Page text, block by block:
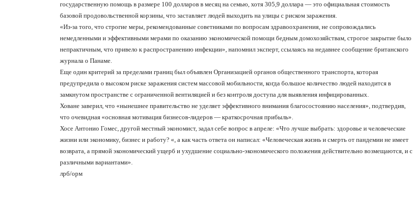
государственную помощь в размере 100 долларов в месяц на семью, хотя 305,9 доллара — это официальная стоимость
базовой продовольственной корзины, что заставляет людей выходить на улицы с риском заражения.
«Из-за того, что строгие меры, рекомендованные советниками по вопросам здравоохранения, не сопровождались
немедленными и эффективными мерами по оказанию экономической помощи бедным домохозяйствам, строгое закрытие было
непрактичным, что привело к распространению инфекции», напомнил эксперт, ссылаясь на недавнее сообщение британского
журнала о Панаме.
Еще один критерий за пределами границ был объявлен Организацией органов общественного транспорта, которая
предупредила о высоком риске заражения систем массовой мобильности, когда большое количество людей находится в
замкнутом пространстве с ограниченной вентиляцией и без контроля доступа для выявления инфицированных.
Ховане заверил, что «нынешнее правительство не уделяет эффективного внимания благосостоянию населения», подтвердив,
что очевидная «основная мотивация бизнесов-лидеров — краткосрочная прибыль».
Хосе Антонио Гомес, другой местный экономист, задал себе вопрос в апреле: «Что лучше выбрать: здоровье и человеческие
жизни или экономику, бизнес и работу? «, а как часть ответа он написал: «Человеческая жизнь и смерть от пандемии не имеет
возврата, а прямой экономический ущерб и ухудшение социально-экономического положения действительно возмещаются, и с
различными вариантами».
лрб/орм